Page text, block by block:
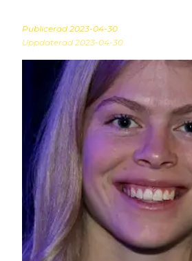
Publicerad 2023-04-30
Uppdaterad 2023-04-30